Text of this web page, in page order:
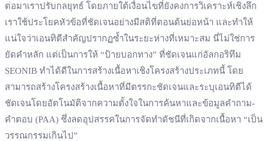
ต่อมาเราปรับกลยุทธ์ โดยภายใต้เงื่อนไขที่ยังคงการวิเคราะห์เชิงลึก
เราใช้ประโยคหัวข้อที่ชัดเจนอย่างมีสติที่ตอนต้นย่อหน้า และทำให้
แน่ใจว่าเอนทิตีสำคัญปรากฏซ้ำในระยะห่างที่เหมาะสม นี่ไม่ใช่การ
ยัดคำหลัก แต่เป็นการให้ “ป้ายบอกทาง” ที่ชัดเจนแก่อัลกอริทึม
SEONIB ทำได้ดีในการสร้างเนื้อหาเชิงโครงสร้างประเภทนี้ โดย
สามารถสร้างโครงสร้างเนื้อหาที่มีตรรกะชัดเจนและระบุเอนทิตีได้
ชัดเจนโดยอัตโนมัติจากความตั้งใจในการค้นหาและข้อมูลคำถาม-
คำตอบ (PAA) ซึ่งลดอุปสรรคในการจัดทำดัชนีที่เกิดจากเนื้อหา “เป็น
วรรณกรรมเกินไป”